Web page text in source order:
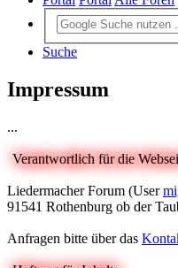
Suche
Impressum
...
Verantwortlich für die
Liedermacher Forum (User
91541 Rothenburg ob der
Anfragen bitte über das